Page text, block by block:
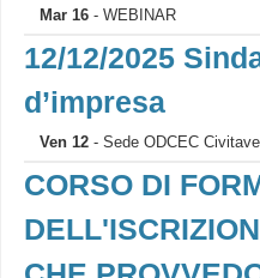
Mar 16- WEBINAR
12/12/2025
d’impresa
Ven 12- Sede ODCEC
CORSO DI